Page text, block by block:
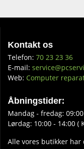
Kontakt os
Telefon: 70 23 23 36
E-mail:
Web: Computer
Åbningstider:
Mandag - fredag:
Lørdag: 10:00 - 14:00
Alle vores butikker har